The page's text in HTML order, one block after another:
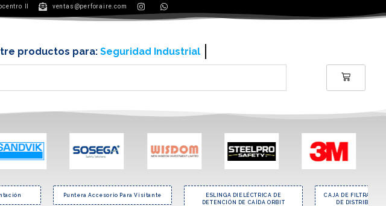
II ventas@perforaire.com
productos para: Minería y contrucción
Puntera Accesorio Para Visitante
ESLINGA DIELÉCTRICA DE
DETENCIÓN DE CAÍDA ORBIT
CAJA DE
DE